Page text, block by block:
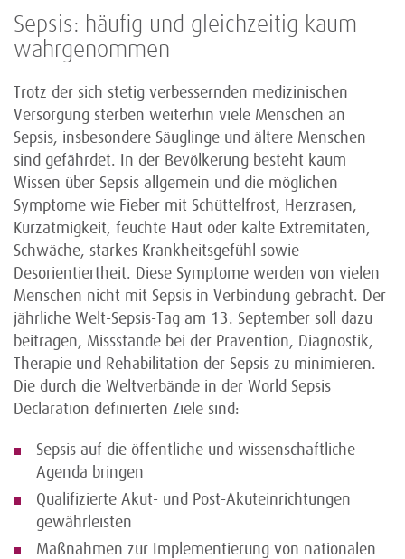
Sepsis: häufig und gleichzeitig kaum
wahrgenommen
Trotz der sich stetig verbessernden medizinischen
Versorgung sterben weiterhin viele Menschen an
Sepsis, insbesondere Säuglinge und ältere Menschen
sind gefährdet. In der Bevölkerung besteht kaum
Wissen über Sepsis allgemein und die möglichen
Symptome wie Fieber mit Schüttelfrost, Herzrasen,
Kurzatmigkeit, feuchte Haut oder kalte Extremitäten,
Schwäche, starkes Krankheitsgefühl sowie
Desorientiertheit. Diese Symptome werden von vielen
Menschen nicht mit Sepsis in Verbindung gebracht. Der
jährliche Welt-Sepsis-Tag am 13. September soll dazu
beitragen, Missstände bei der Prävention, Diagnostik,
Therapie und Rehabilitation der Sepsis zu minimieren.
Die durch die Weltverbände in der World Sepsis
Declaration definierten Ziele sind:
Sepsis auf die öffentliche und wissenschaftliche
Agenda bringen
Qualifizierte Akut- und Post-Akuteinrichtungen
gewährleisten
Maßnahmen zur Implementierung von nationalen